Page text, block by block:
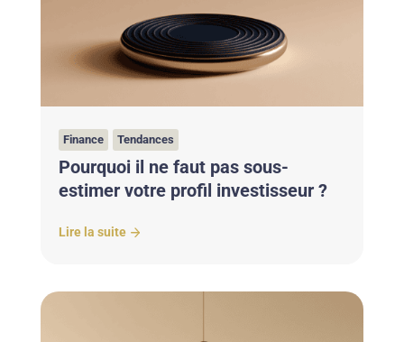
Finance Tendances
Pourquoi il ne faut pas sous-
estimer votre profil investisseur ?
Lire la suite